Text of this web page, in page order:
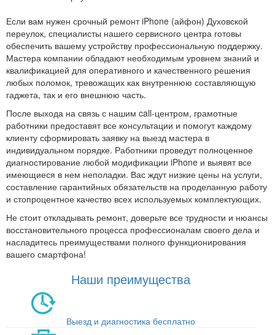
Если вам нужен срочный ремонт iPhone (айфон) Духовской
переулок, специалисты нашего сервисного центра готовы
обеспечить вашему устройству профессиональную поддержку.
Мастера компании обладают необходимым уровнем знаний и
квалификацией для оперативного и качественного решения
любых поломок, тревожащих как внутреннюю составляющую
гаджета, так и его внешнюю часть.
После выхода на связь с нашим call-центром, грамотные
работники предоставят все консультации и помогут каждому
клиенту сформировать заявку на выезд мастера в
индивидуальном порядке. Работники проведут полноценное
диагностирование любой модификации iPhone и выявят все
имеющиеся в нем неполадки. Вас ждут низкие цены на услуги,
составление гарантийных обязательств на проделанную работу
и стопроцентное качество всех используемых комплектующих.
Не стоит откладывать ремонт, доверьте все трудности и нюансы
восстановительного процесса профессионалам своего дела и
насладитесь преимуществами полного функционирования
вашего смартфона!
Наши преимущества
Выезд и диагностика бесплатно